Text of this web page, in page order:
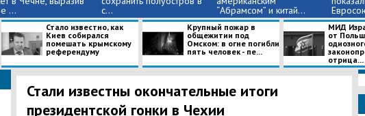
... с... “Абрамсом” и китай...
Стало известно, как
Киев собирался
помешать крымскому
референдуму
Крупный пожар в
общежитии под
Омском: в огне погибли
пять человек - пе...
МИД
от
отрица...
Стали известны окончательные итоги
президентской гонки в Чехии